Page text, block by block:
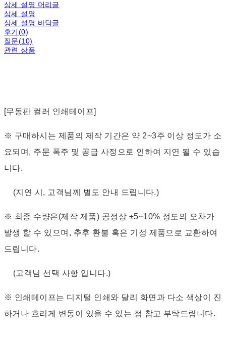
상세 설명 머리글
상세 설명
상세 설명 바닥글
후기(0)
질문(10)
관련 상품
[무동판 컬러 인쇄테이프]
※ 구매하시는 제품의 제작 기간은 약 2~3주 이상 정도가 소
요되며, 주문 폭주 및 공급 사정으로 인하여 지연 될 수 있습
니다.
(지연 시, 고객님께 별도 안내 드립니다.)
※ 최종 수량은(제작 제품) 공정상 ±5~10% 정도의 오차가
발생 할 수 있으며, 추후 환불 혹은 기성 제품으로 교환하여
드립니다.
(고객님 선택 사항 입니다.)
※ 인쇄테이프는 디지털 인쇄와 달리 화면과 다소 색상이 진
하거나 흐리게 변동이 있을 수 있는 점 참고 부탁드립니다.